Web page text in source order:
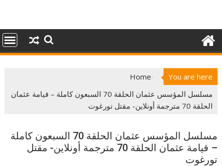
You are here
Home
مسلسل المؤسس عثمان الحلقة 70 السبعون كاملة – قيامة عثمان
الحلقة 70 مترجمة أونلاين- مقتل تورغوت
مسلسل المؤسس عثمان الحلقة 70 السبعون كاملة
– قيامة عثمان الحلقة 70 مترجمة أونلاين- مقتل
تورغوت